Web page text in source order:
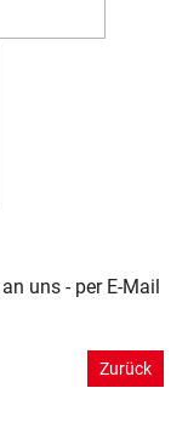
uns - per E-Mail
Zurück